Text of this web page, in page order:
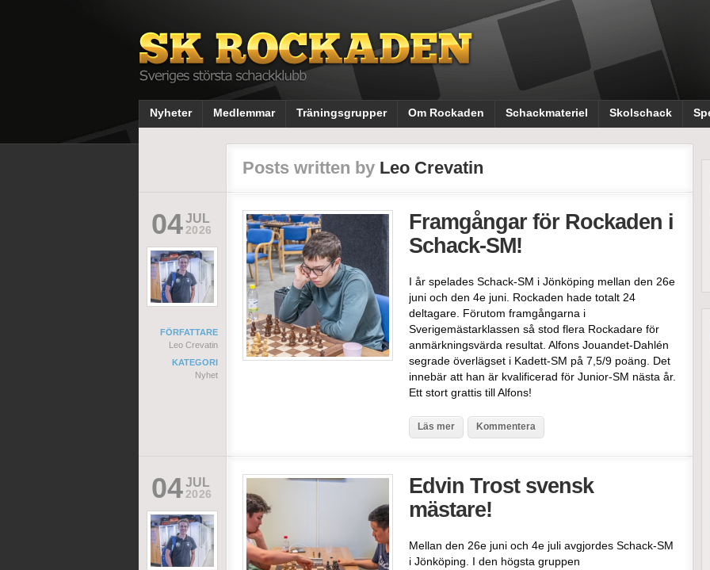
Nyheter Medlemmar Träningsgrupper Om Rockaden Schackmateriel Skolschack
Posts written byLeo Crevatin
04 JUL
2026
FÖRFATTARE
Leo Crevatin
KATEGORI
Nyhet
Framgångar för Rockaden i
Schack-SM!
I år spelades Schack-SM i Jönköping mellan den 26e
juni och den 4e juni. Rockaden hade totalt 24
deltagare. Förutom framgångarna i
Sverigemästarklassen så stod flera Rockadare för
anmärkningsvärda resultat. Alfons Jouandet-Dahlén
segrade överlägset i Kadett-SM på 7,5/9 poäng. Det
innebär att han är kvalificerad för Junior-SM nästa år.
Ett stort grattis till Alfons!
Läs mer Kommentera
04 JUL
2026
Edvin Trost svensk
mästare!
Mellan den 26e juni och 4e juli avgjordes Schack-SM
i Jönköping. I den högsta gruppen